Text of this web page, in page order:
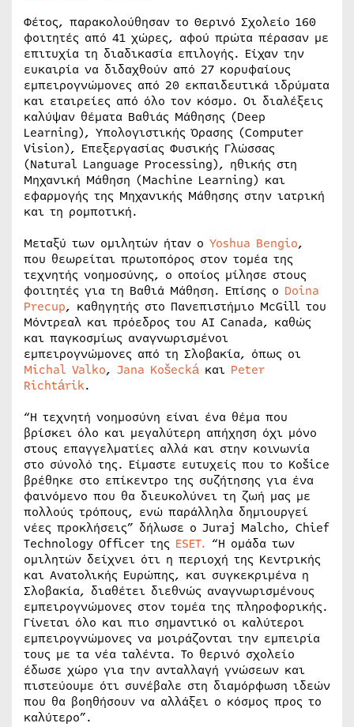
Φέτος, παρακολούθησαν το Θερινό Σχολείο 160
φοιτητές από 41 χώρες, αφού πρώτα πέρασαν με
επιτυχία τη διαδικασία επιλογής. Είχαν την
ευκαιρία να διδαχθούν από 27 κορυφαίους
εμπειρογνώμονες από 20 εκπαιδευτικά ιδρύματα
και εταιρείες από όλο τον κόσμο. Οι διαλέξεις
καλύψαν θέματα Βαθιάς Μάθησης (Deep
Learning), Υπολογιστικής Όρασης (Computer
Vision), Επεξεργασίας Φυσικής Γλώσσας
(Natural Language Processing), ηθικής στη
Μηχανική Μάθηση (Machine Learning) και
εφαρμογής της Μηχανικής Μάθησης στην ιατρική
και τη ρομποτική.
Μεταξύ των ομιλητών ήταν ο Yoshua Bengio,
που θεωρείται πρωτοπόρος στον τομέα της
τεχνητής νοημοσύνης, ο οποίος μίλησε στους
φοιτητές για τη Βαθιά Μάθηση. Επίσης ο Doina
Precup, καθηγητής στο Πανεπιστήμιο McGill του
Μόντρεαλ και πρόεδρος του AI Canada, καθώς
και παγκοσμίως αναγνωρισμένοι
εμπειρογνώμονες από τη Σλοβακία, όπως οι
Michal Valko, Jana Košecká και Peter
Richtárik.
“Η τεχνητή νοημοσύνη είναι ένα θέμα που
βρίσκει όλο και μεγαλύτερη απήχηση όχι μόνο
στους επαγγελματίες αλλά και στην κοινωνία
στο σύνολό της. Είμαστε ευτυχείς που το Košice
βρέθηκε στο επίκεντρο της συζήτησης για ένα
φαινόμενο που θα διευκολύνει τη ζωή μας με
πολλούς τρόπους, ενώ παράλληλα δημιουργεί
νέες προκλήσεις” δήλωσε ο Juraj Malcho, Chief
Technology Officer της ESET. “Η ομάδα των
ομιλητών δείχνει ότι η περιοχή της Κεντρικής
και Ανατολικής Ευρώπης, και συγκεκριμένα η
Σλοβακία, διαθέτει διεθνώς αναγνωρισμένους
εμπειρογνώμονες στον τομέα της πληροφορικής.
Γίνεται όλο και πιο σημαντικό οι καλύτεροι
εμπειρογνώμονες να μοιράζονται την εμπειρία
τους με τα νέα ταλέντα. Το θερινό σχολείο
έδωσε χώρο για την ανταλλαγή γνώσεων και
πιστεύουμε ότι συνέβαλε στη διαμόρφωση ιδεών
που θα βοηθήσουν να αλλάξει ο κόσμος προς το
καλύτερο”.